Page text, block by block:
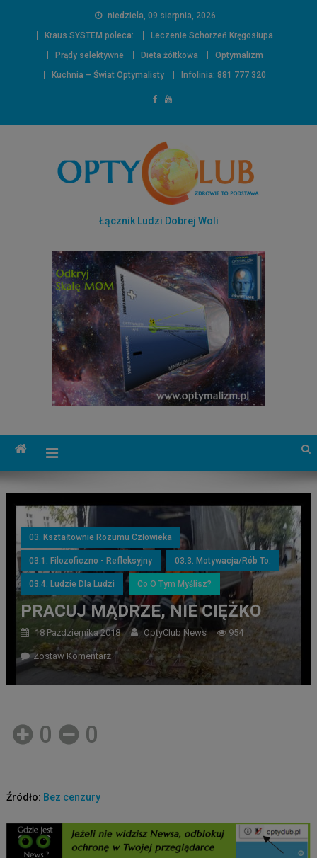
niedziela, 09 sierpnia, 2026
Kraus SYSTEM poleca:
Leczenie Schorzeń Kręgosłupa
Prądy selektywne
Dieta żółtkowa
Optymalizm
Kuchnia – Świat Optymalisty
Infolinia: 881 777 320
Łącznik Ludzi Dobrej Woli
03. Kształtownie Rozumu Człowieka
03.1. Filozoficzno - Refleksyjny 03.3. Motywacja/Rób To:
03.4. Ludzie Dla Ludzi Co O Tym Myślisz?
PRACUJ MĄDRZE, NIE CIĘŻKO
18 Października 2018 OptyClub News 954
Zostaw Komentarz
0 0
Źródło: Bez cenzury